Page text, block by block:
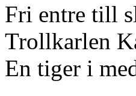
Fri entre till
Trollkarlen
En tiger i